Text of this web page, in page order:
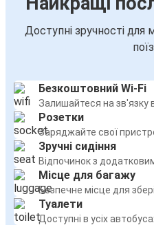
Доступні зручності
Безкоштовний Wi-Fi
Залишайтеся на зв'язку
Розетки
Заряджайте свої
Зручні сидіння
Відпочинок з
Місце для багажу
Безпечне місце для
Туалети
Доступні в усіх